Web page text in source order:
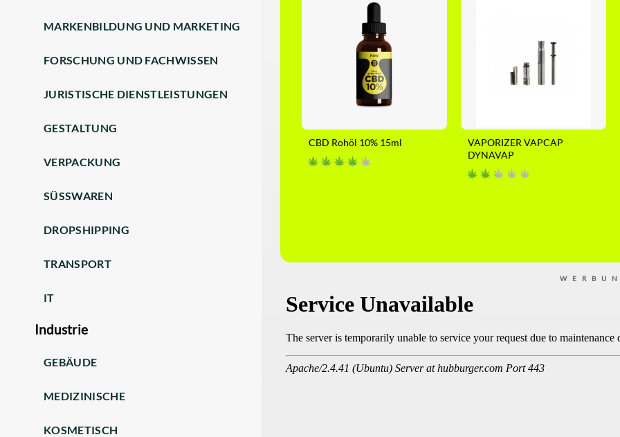
MARKENBILDUNG UND MARKETING
FORSCHUNG UND FACHWISSEN
JURISTISCHE DIENSTLEISTUNGEN
GESTALTUNG
VERPACKUNG
SÜSSWAREN
DROPSHIPPING
TRANSPORT
IT
Industrie
GEBÄUDE
MEDIZINISCHE
KOSMETISCH
CBD Rohöl 10% 15ml
VAPORIZER VAPCAP
DYNAVAP